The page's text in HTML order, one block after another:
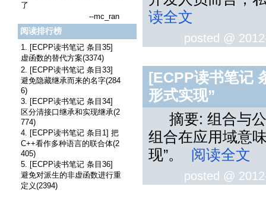
了
--mc_ran
阅读排行榜
1. [ECPP读书笔记 条目35]
虚函数的替代方案(3374)
2. [ECPP读书笔记 条目33]
避免隐藏继承而来的名字(284
6)
3. [ECPP读书笔记 条目34]
区分清接口继承和实现继承(2
774)
4. [ECPP读书笔记 条目1] 把
C++看作多种语言的联合体(2
405)
5. [ECPP读书笔记 条目36]
避免对派生的非虚函数进行重
定义(2394)
读全文
posted @
[ECPP读书笔记
形式实现”
摘要: 组合与公
组合在应用域意
现”。 阅读全文
posted @